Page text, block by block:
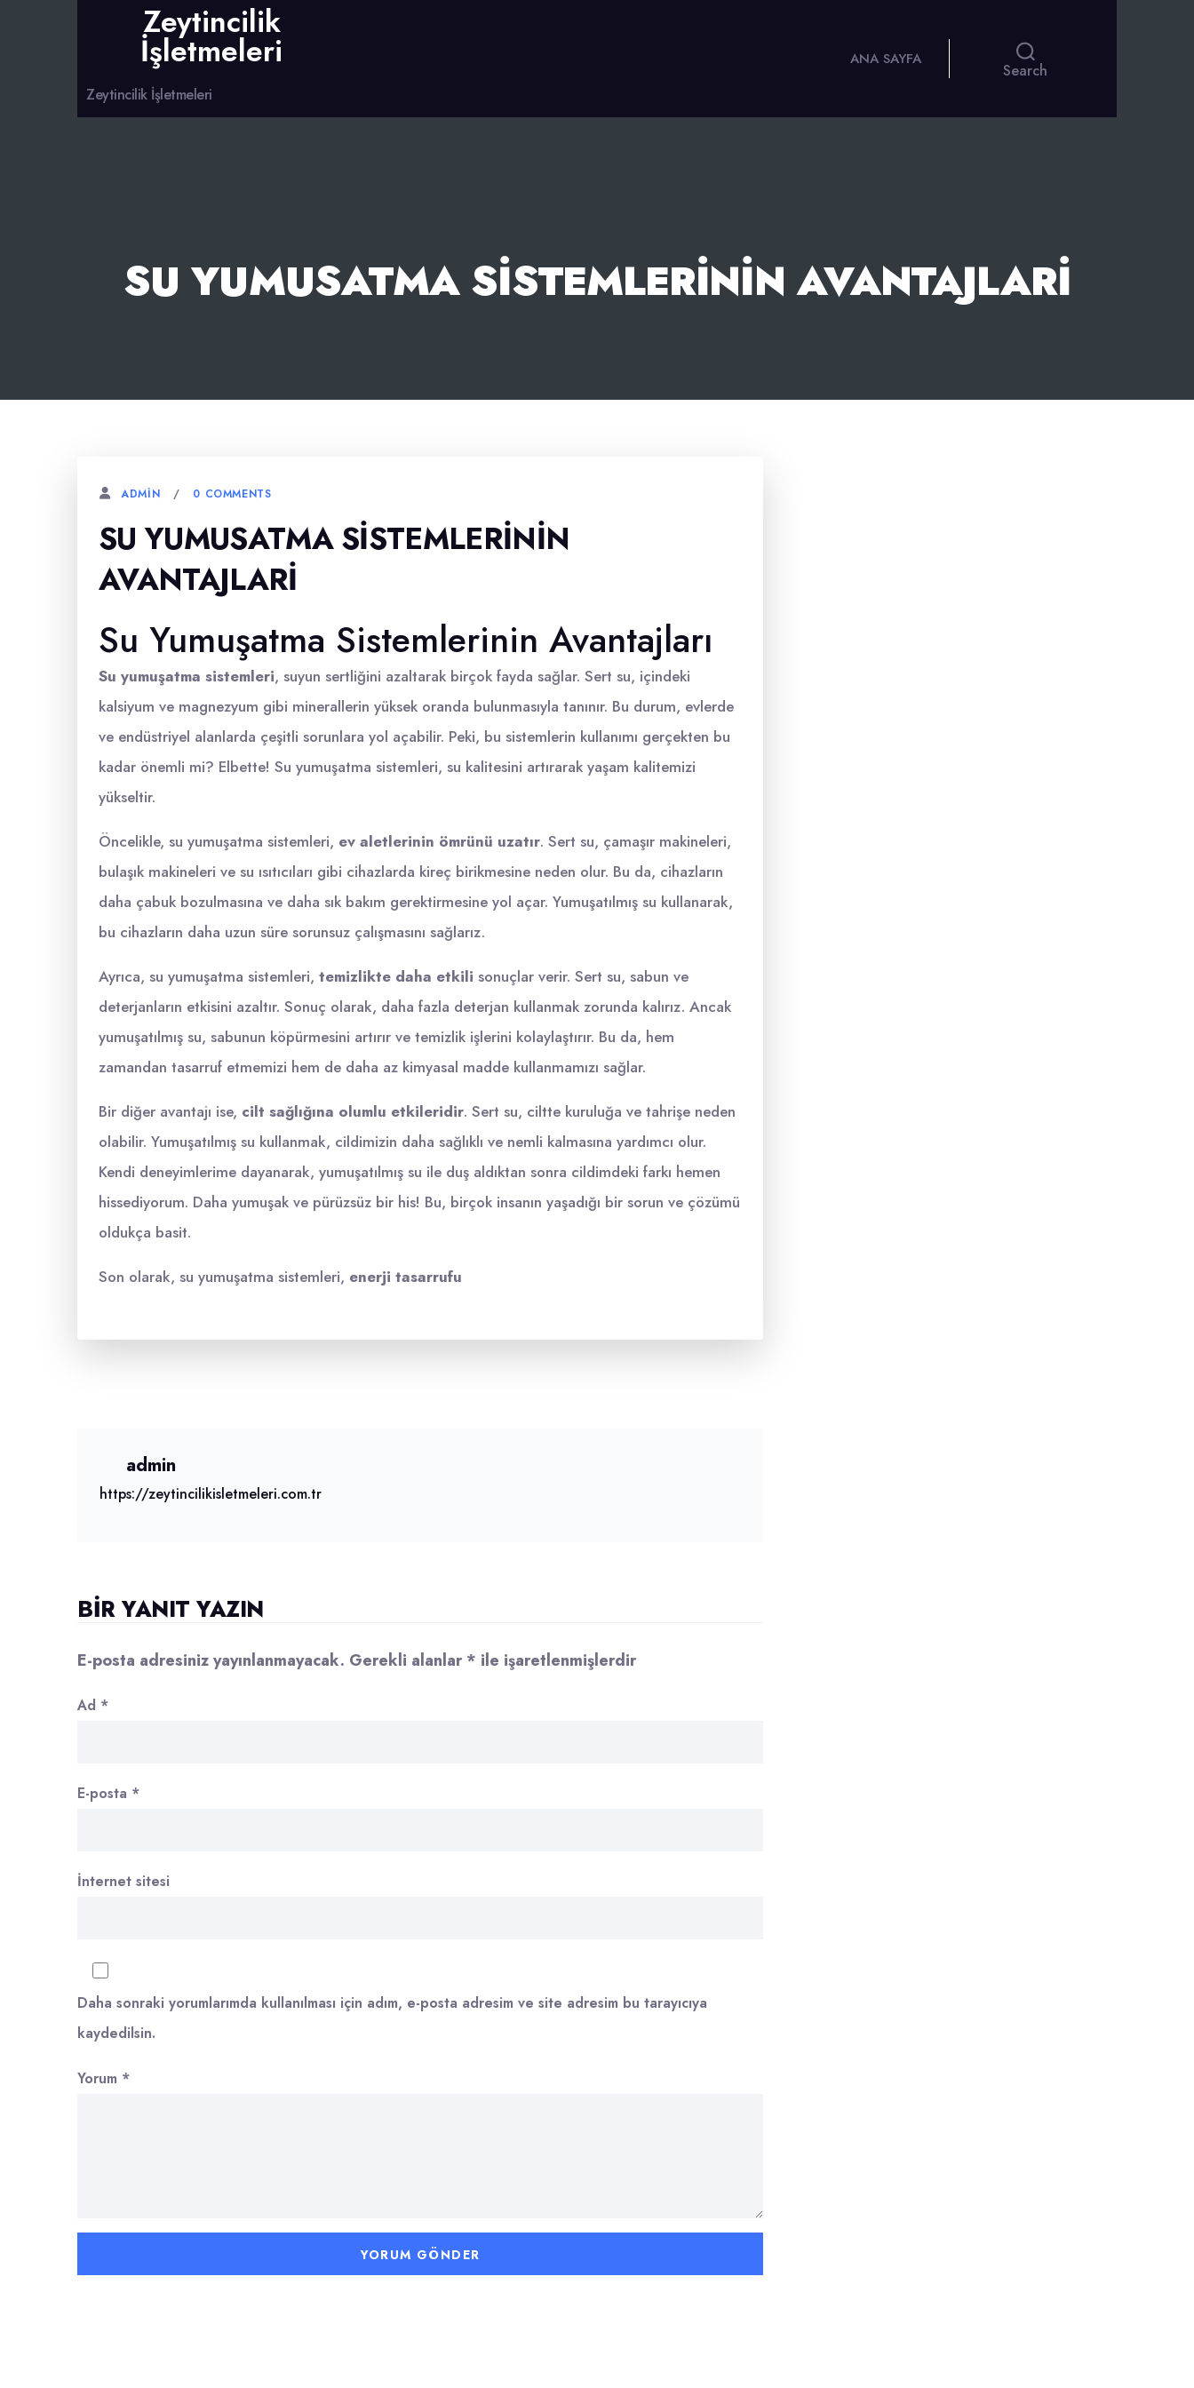
Zeytincilik
İşletmeleri
Zeytincilik İşletmeleri
ANA SAYFA
Search
SU YUMUSATMA SISTEMLERININ AVANTAJLARI
ADMIN 0 COMMENTS
SU YUMUSATMA SISTEMLERININ
AVANTAJLARI
Su Yumuşatma Sistemlerinin Avantajları
Su yumuşatma sistemleri, suyun sertliğini azaltarak birçok fayda sağlar. Sert su, içindeki
kalsiyum ve magnezyum gibi minerallerin yüksek oranda bulunmasıyla tanınır. Bu durum, evlerde
ve endüstriyel alanlarda çeşitli sorunlara yol açabilir. Peki, bu sistemlerin kullanımı gerçekten bu
kadar önemli mi? Elbette! Su yumuşatma sistemleri, su kalitesini artırarak yaşam kalitemizi
yükseltir.
Öncelikle, su yumuşatma sistemleri, ev aletlerinin ömrünü uzatır. Sert su, çamaşır makineleri,
bulaşık makineleri ve su ısıtıcıları gibi cihazlarda kireç birikmesine neden olur. Bu da, cihazların
daha çabuk bozulmasına ve daha sık bakım gerektirmesine yol açar. Yumuşatılmış su kullanarak,
bu cihazların daha uzun süre sorunsuz çalışmasını sağlarız.
Ayrıca, su yumuşatma sistemleri, temizlikte daha etkili sonuçlar verir. Sert su, sabun ve
deterjanların etkisini azaltır. Sonuç olarak, daha fazla deterjan kullanmak zorunda kalırız. Ancak
yumuşatılmış su, sabunun köpürmesini artırır ve temizlik işlerini kolaylaştırır. Bu da, hem
zamandan tasarruf etmemizi hem de daha az kimyasal madde kullanmamızı sağlar.
Bir diğer avantajı ise, cilt sağlığına olumlu etkileridir. Sert su, ciltte kuruluğa ve tahrişe neden
olabilir. Yumuşatılmış su kullanmak, cildimizin daha sağlıklı ve nemli kalmasına yardımcı olur.
Kendi deneyimlerime dayanarak, yumuşatılmış su ile duş aldıktan sonra cildimdeki farkı hemen
hissediyorum. Daha yumuşak ve pürüzsüz bir his! Bu, birçok insanın yaşadığı bir sorun ve çözümü
oldukça basit.
Son olarak, su yumuşatma sistemleri, enerji tasarrufu
admin
https://zeytincilikisletmeleri.com.tr
BIR YANIT YAZIN
E-posta adresiniz yayınlanmayacak. Gerekli alanlar * ile işaretlenmişlerdir
Ad *
E-posta *
İnternet sitesi
Daha sonraki yorumlarımda kullanılması için adım, e-posta adresim ve site adresim bu tarayıcıya
kaydedilsin.
Yorum *